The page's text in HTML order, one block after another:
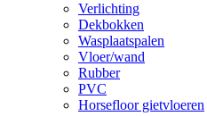
Verlichting
Dekbokken
Wasplaatspalen
Vloer/wand
Rubber
PVC
Horsefloor gietvloeren